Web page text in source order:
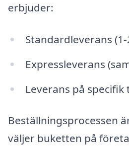
erbjuder:
Standardleverans
Expressleverans
Leverans på
Beställningsprocessen
väljer buketten på